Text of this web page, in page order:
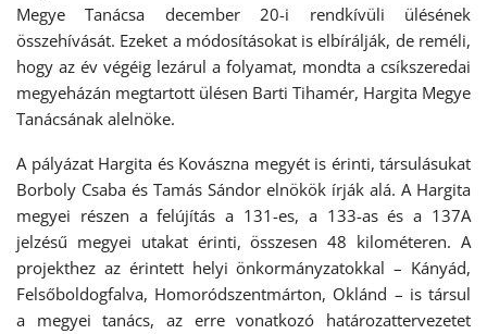
Megye Tanácsa december 20-i rendkívüli ülésének
összehívását. Ezeket a módosításokat is elbírálják, de reméli,
hogy az év végéig lezárul a folyamat, mondta a csíkszeredai
megyeházán megtartott ülésen Barti Tihamér, Hargita Megye
Tanácsának alelnöke.
A pályázat Hargita és Kovászna megyét is érinti, társulásukat
Borboly Csaba és Tamás Sándor elnökök írják alá. A Hargita
megyei részen a felújítás a 131-es, a 133-as és a 137A
jelzésű megyei utakat érinti, összesen 48 kilométeren. A
projekthez az érintett helyi önkormányzatokkal – Kányád,
Felsőboldogfalva, Homoródszentmárton, Oklánd – is társul
a megyei tanács, az erre vonatkozó határozattervezetet